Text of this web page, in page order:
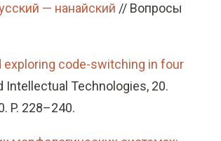
— нанайский // Вопросы
exploring code-switching in four
Technologies, 20.
P. 228–240.